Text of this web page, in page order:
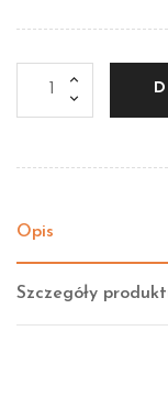
Opis
Szczegóły